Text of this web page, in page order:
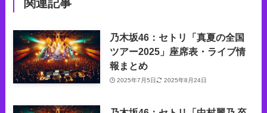
関連記事
乃木坂46：セトリ「真夏の全国
ツアー2025」座席表・ライブ情
報まとめ
2025年7月5日 2025年8月24日